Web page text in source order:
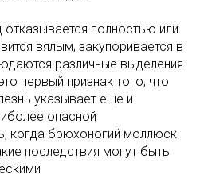
полностью или
вялым, закупоривается в
различные выделения
первый признак того, что
указывает еще и
опасной
когда брюхоногий моллюск
последствия могут быть